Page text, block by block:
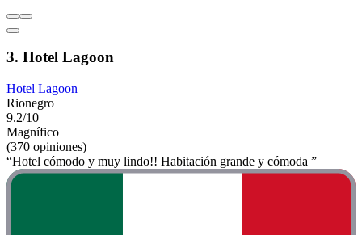
3. Hotel Lagoon
Hotel Lagoon
Rionegro
9.2/10
Magnífico
(370 opiniones)
“Hotel cómodo y muy lindo!! Habitación grande y cómoda ”